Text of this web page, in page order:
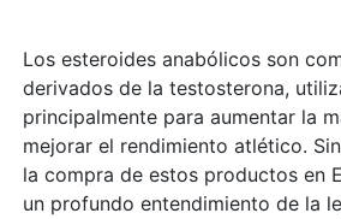
Los esteroides anabólicos son
derivados de la testosterona,
principalmente para aumentar la
mejorar el rendimiento atlético.
la compra de estos productos en
un profundo entendimiento de la